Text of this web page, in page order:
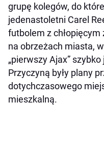
grupę kolegów, do
jedenastoletni Carel
futbolem z
na obrzeżach miasta,
„pierwszy Ajax”
Przyczyną były plany
dotychczasowego
mieszkalną.